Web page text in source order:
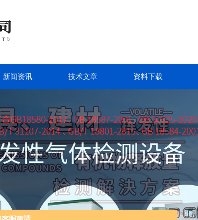
新闻资讯 技术文章 资料下载